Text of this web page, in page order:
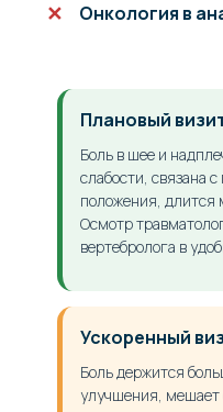
Онкология в
Плановый
Боль в шее и
слабости, связана
положения, длится
Осмотр
вертебролога в
Ускоренный
Боль держится
улучшения, мешает